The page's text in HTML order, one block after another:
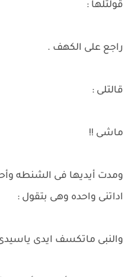
قولتلها :
راجع على الكهف .
قالتلى :
ماشى !!
ومدت أيديها فى الشنطه
اداتنى واحده وهى بتقول :
والنبى ماتكسف ايدى